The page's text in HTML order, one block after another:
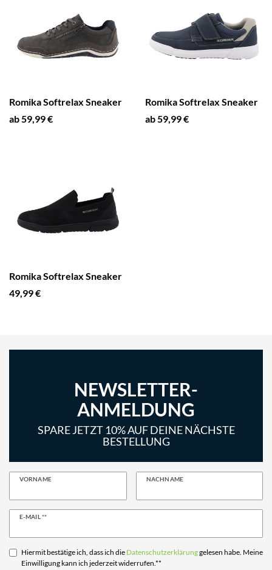
Romika Softrelax Sneaker
ab 59,99 €
Romika Softrelax Sneaker
ab 59,99 €
Romika Softrelax Sneaker
49,99 €
NEWSLETTER-
ANMELDUNG
SPARE JETZT 10% AUF DEINE NÄCHSTE
BESTELLUNG
VORNAME NACHNAME
E-MAIL **
Newsletter
Hiermit bestätige ich, dass ich die Daten­schutz­erklärunggelesen habe. Meine
Einwilligung kann ich jederzeit widerrufen.**